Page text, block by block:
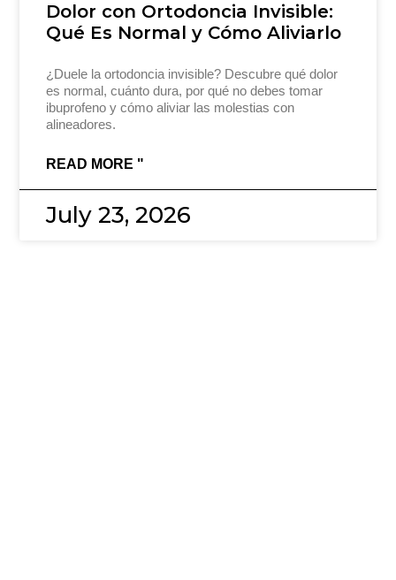
Dolor con Ortodoncia Invisible:
Qué Es Normal y Cómo Aliviarlo
¿Duele la ortodoncia invisible? Descubre qué dolor
es normal, cuánto dura, por qué no debes tomar
ibuprofeno y cómo aliviar las molestias con
alineadores.
READ MORE "
July 23, 2026